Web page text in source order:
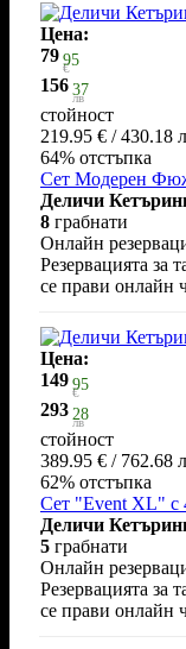
Цена:
79 95
€
156 37
лв
стойност
219.95 € / 430.18
64% отстъпка
Сет Модерен
Деличи
8 грабнати
Онлайн
Резервацията за
се прави онлайн
Цена:
149 95
€
293 28
лв
стойност
389.95 € / 762.68
62% отстъпка
Сет "Event XL" с
Деличи
5 грабнати
Онлайн
Резервацията за
се прави онлайн